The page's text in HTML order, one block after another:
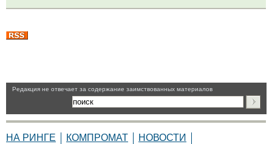
Pедакция не отвечает за содержание заимствованных материалов
НА РИНГЕ КОМПРОМАТ НОВОСТИ